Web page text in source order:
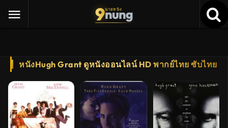
9นายหนัง
nung
หนังHugh Grant ดูหนังออนไลน์ HD พากย์ไทย ซับไทย